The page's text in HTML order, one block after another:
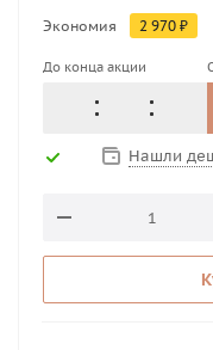
Экономия 2 970 ₽
До конца акции
Нашли